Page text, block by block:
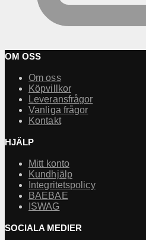
OM OSS
Om oss
Köpvillkor
Leveransfrågor
Vanliga frågor
Kontakt
HJÄLP
Mitt konto
Kundhjälp
Integritetspolicy
BAEBAE
ISWAG
SOCIALA MEDIER